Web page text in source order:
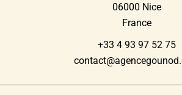
06000 Nice
France
+33 4 93 97 52 75